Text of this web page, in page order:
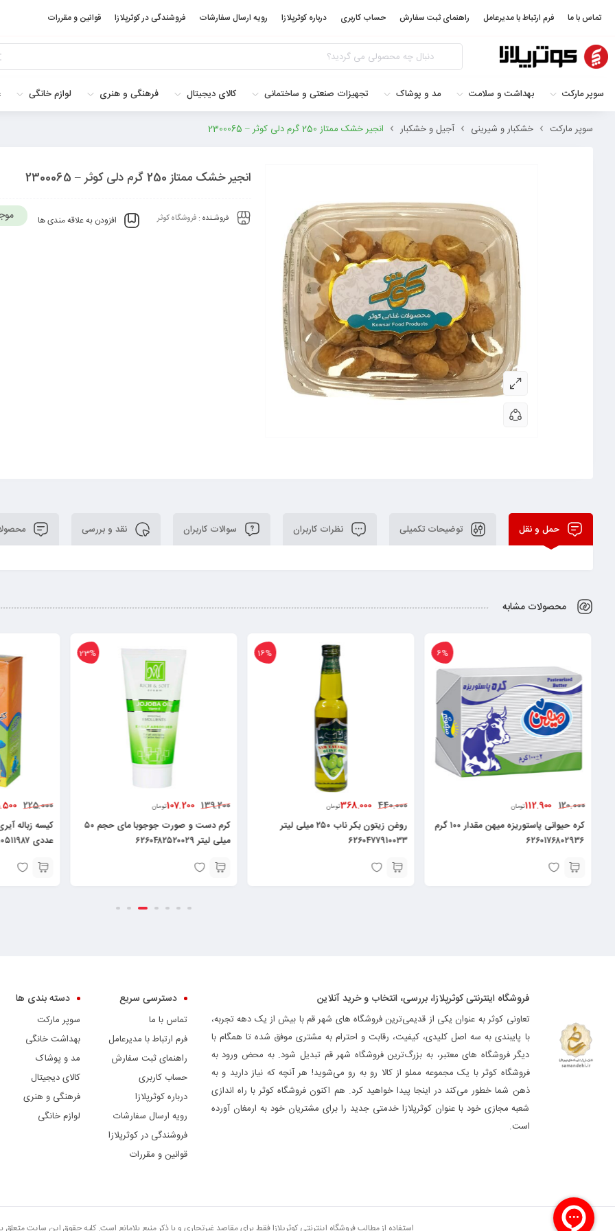
تماس با ما فرم ارتباط با مدیرعامل راهنمای ثبت سفارش حساب کاربری درباره کوثرپلازا رویه ارسال سفارشات فروشندگی در کوثرپلازا قوانین و مقررات
سوپر مارکت بهداشت و سلامت مد و پوشاک تجهیزات صنعتی و ساختمانی کالای دیجیتال فرهنگی و هنری لوازم خانگی
سوپر مارکت خشکبار و شیرینی آجیل و خشکبار انجیر خشک ممتاز 250 گرم دلی کوثر – 2300065
انجیر خشک ممتاز 250 گرم دلی کوثر – 2300065
فروشـنده : فروشگاه کوثر افزودن به علاقه مندی ها
حمل و نقل توضیحات تکمیلی نظرات کاربران سوالات کاربران نقد و بررسی
محصولات مشابه
6%
120.000
112.900تومان
کره حیوانی پاستوریزه میهن مقدار ۱۰۰ گرم
۶۲۶۰۱۷۶۸۰۲۹۳۶
16%
440.000
368.000تومان
روغن زیتون بکر ناب ۲۵۰ میلی لیتر
۶۲۶۰۴۷۷۹۱۰۰۳۳
23%
139.200
107.200تومان
کرم دست و صورت جوجوبا مای حجم ۵۰
میلی لیتر ۶۲۶۰۴۸۲۵۲۰۰۲۹
225.000
عددی ۶۲۶۰۰۱۰۵۱۱۹۸۷
فروشگاه اینترنتی کوثرپلازا، بررسی، انتخاب و خرید آنلاین
تعاونی کوثر به عنوان یکی از قدیمی‌ترین فروشگاه های شهر قم با بیش از یک دهه تجربه،
با پایبندی به سه اصل کلیدی، کیفیت، رقابت و احترام به مشتری موفق شده تا همگام با
دیگر فروشگاه های معتبر، به بزرگ‌ترین فروشگاه شهر قم تبدیل شود. به محض ورود به
فروشگاه کوثر با یک مجموعه مملو از کالا رو به رو می‌شوید! هر آنچه که نیاز دارید و به
ذهن شما خطور می‌کند در اینجا پیدا خواهید کرد. هم اکنون فروشگاه کوثر با راه اندازی
شعبه مجازی خود با عنوان کوثرپلازا خدمتی جدید را برای مشتریان خود به ارمغان آورده
است.
دسترسی سریع
تماس با ما
فرم ارتباط با مدیرعامل
راهنمای ثبت سفارش
حساب کاربری
درباره کوثرپلازا
رویه ارسال سفارشات
فروشندگی در کوثرپلازا
قوانین و مقررات
دسته بندی ها
سوپر مارکت
بهداشت خانگی
مد و پوشاک
کالای دیجیتال
فرهنگی و هنری
لوازم خانگی
استفاده از مطالب فروشگاه اینترنتی کوثرپلازا فقط برای مقاصد غیرتجاری و با ذکر منبع بلامانع است. کلیه حقوق این سایت